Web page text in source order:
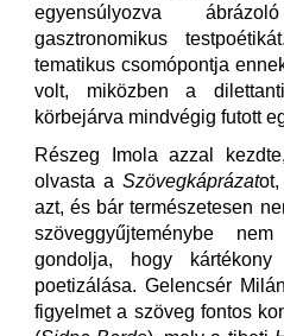
egyensúlyozva
gasztronomikus
tematikus csomópontja
volt, miközben a
körbejárva mindvégig futott
Részeg Imola azzal
olvasta a Szövegkáprázatot,
azt, és bár természetesen
szöveggyűjteménybe
gondolja, hogy
poetizálása. Gelencsér
figyelmet a szöveg fontos